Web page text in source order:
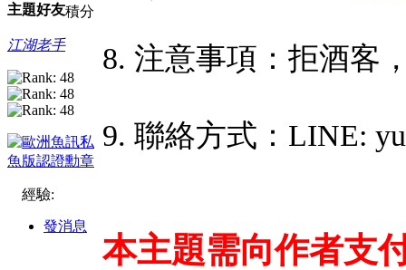
主題好友積分
江湖老手
經驗:
發消息
8. 注意事項：拒酒客
9. 聯絡方式：LINE:
本主題需向作者支